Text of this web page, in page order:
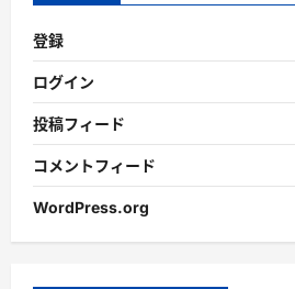
登録
ログイン
投稿フィード
コメントフィード
WordPress.org